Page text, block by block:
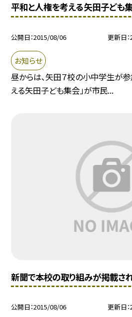
平和と人権を考える矢田子ども
公開日 2015/08/06 更新日
お知らせ
昼からは、矢田７校の小中学生が
える矢田子ども集会」が市民...
新聞で本校の取り組みが掲載さ
公開日 2015/08/06 更新日